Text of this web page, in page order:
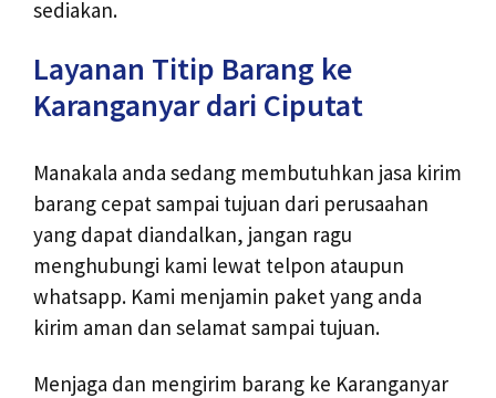
sediakan.
Layanan Titip Barang ke
Karanganyar dari Ciputat
Manakala anda sedang membutuhkan jasa kirim
barang cepat sampai tujuan dari perusaahan
yang dapat diandalkan, jangan ragu
menghubungi kami lewat telpon ataupun
whatsapp. Kami menjamin paket yang anda
kirim aman dan selamat sampai tujuan.
Menjaga dan mengirim barang ke Karanganyar